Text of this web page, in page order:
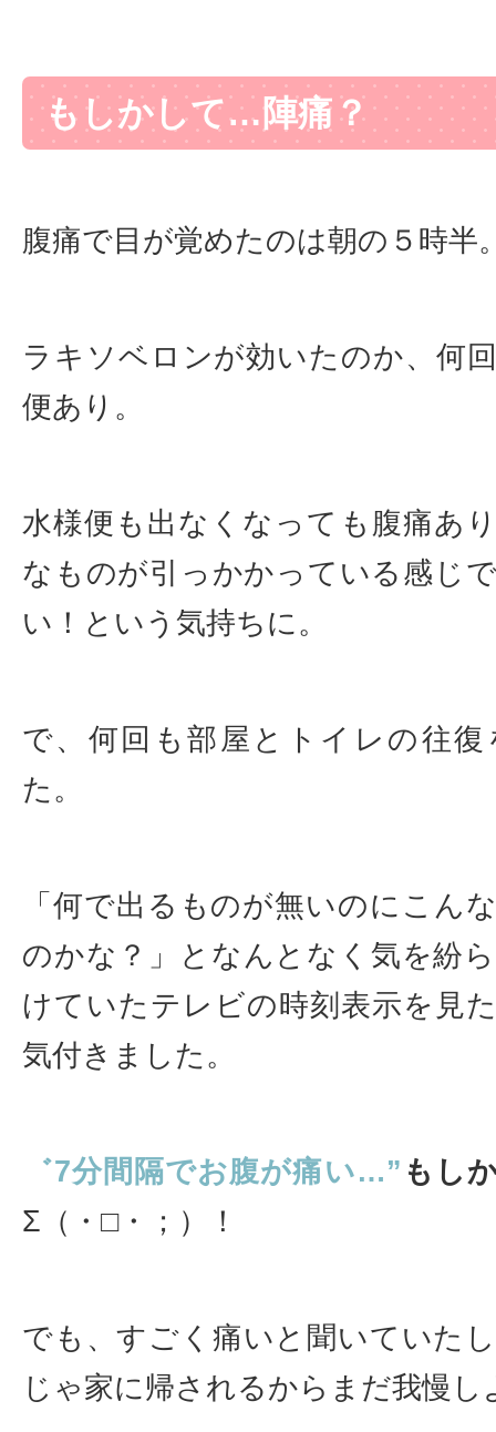
もしかして…陣痛？
腹痛で目が覚めたのは朝の５時半
ラキソベロンが効いたのか、何
便あり。
水様便も出なくなっても腹痛あ
なものが引っかかっている感じ
い！という気持ちに。
で、何回も部屋とトイレの往
た。
「何で出るものが無いのにこん
のかな？」となんとなく気を紛
けていたテレビの時刻表示を見
気付きました。
゛7分間隔でお腹が痛い…” もし
Σ（・□・；）！
でも、すごく痛いと聞いていた
じゃ家に帰されるからまだ我慢し